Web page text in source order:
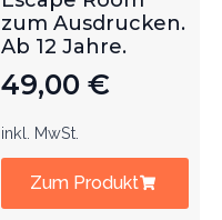
zum Ausdrucken.
Ab 12 Jahre.
49,00 €
inkl. MwSt.
Zum Produkt